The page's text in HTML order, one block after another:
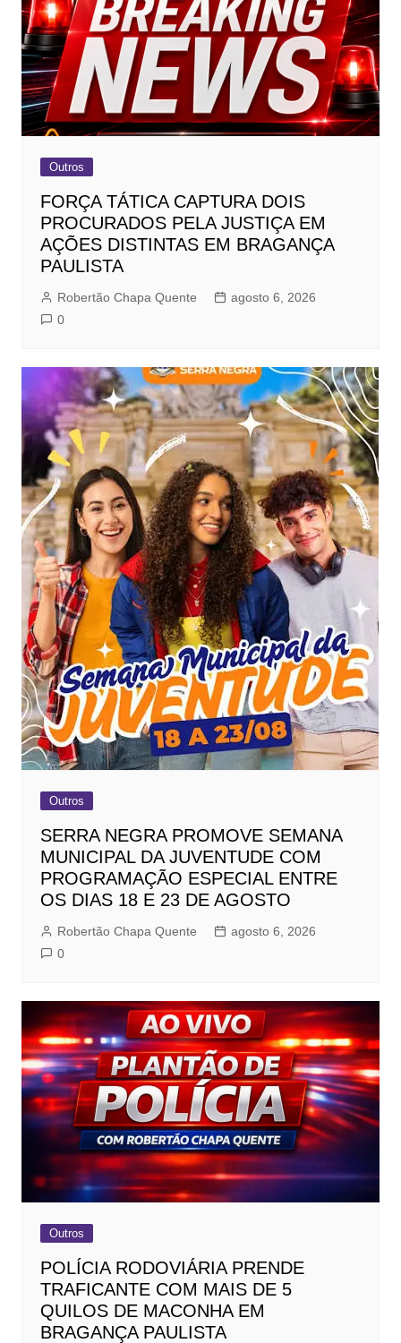
Outros
FORÇA TÁTICA CAPTURA DOIS
PROCURADOS PELA JUSTIÇA EM
AÇÕES DISTINTAS EM BRAGANÇA
PAULISTA
Robertão Chapa Quente
agosto 6, 2026
0
Outros
SERRA NEGRA PROMOVE SEMANA
MUNICIPAL DA JUVENTUDE COM
PROGRAMAÇÃO ESPECIAL ENTRE
OS DIAS 18 E 23 DE AGOSTO
Robertão Chapa Quente
agosto 6, 2026
0
Outros
POLÍCIA RODOVIÁRIA PRENDE
TRAFICANTE COM MAIS DE 5
QUILOS DE MACONHA EM
BRAGANÇA PAULISTA